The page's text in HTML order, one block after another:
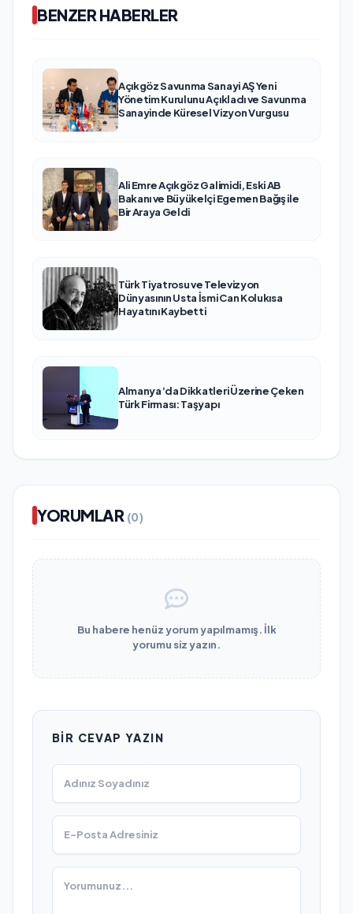
BENZER HABERLER
Açıkgöz Savunma Sanayi AŞ Yeni
Yönetim Kurulunu Açıkladı ve Savunma
Sanayinde Küresel Vizyon Vurgusu
Ali Emre Açıkgöz Galimidi, Eski AB
Bakanı ve Büyükelçi Egemen Bağış ile
Bir Araya Geldi
Türk Tiyatrosu ve Televizyon
Dünyasının Usta İsmi Can Kolukısa
Hayatını Kaybetti
Almanya’da Dikkatleri Üzerine Çeken
Türk Firması: Taşyapı
YORUMLAR (0)
Bu habere henüz yorum yapılmamış. İlk
yorumu siz yazın.
BIR CEVAP YAZIN